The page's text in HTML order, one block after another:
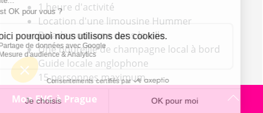
1 heure d'activité
Location d'une limousine Hummer
Balade nocturne dans la ville
Une bouteille de champagne local à bord
Guide locale anglophone
15 personnes maximum
Mon EVG à Prague